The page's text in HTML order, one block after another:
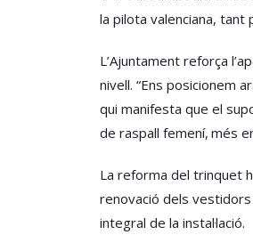
la pilota valenciana, tant
L’Ajuntament reforça
nivell. “Ens posicionem
qui manifesta que el
de raspall femení, més
La reforma del trinquet
renovació dels vestidors
integral de la instal·lació.